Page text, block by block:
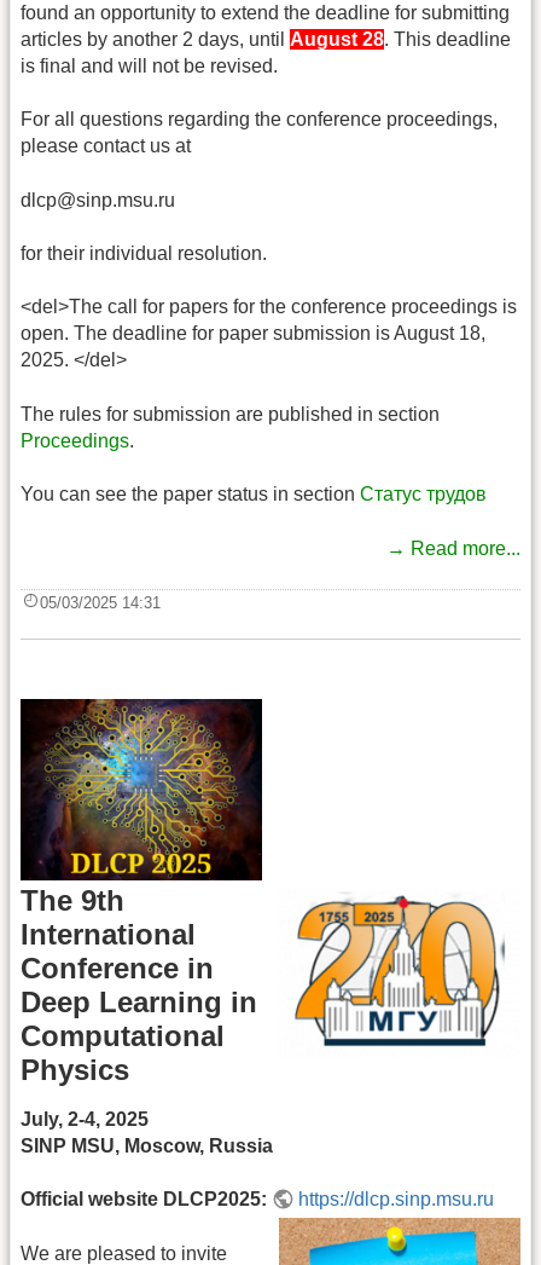
found an opportunity to extend the deadline for submitting
articles by another 2 days, until August 28. This deadline
is final and will not be revised.
For all questions regarding the conference proceedings,
please contact us at
dlcp@sinp.msu.ru
for their individual resolution.
<del>The call for papers for the conference proceedings is
open. The deadline for paper submission is August 18,
2025. </del>
The rules for submission are published in section
Proceedings.
You can see the paper status in section Статус трудов
→ Read more...
05/03/2025 14:31
The 9th
International
Conference in
Deep Learning in
Computational
Physics
July, 2-4, 2025
SINP MSU, Moscow, Russia
Official website DLCP2025: https://dlcp.sinp.msu.ru
We are pleased to invite